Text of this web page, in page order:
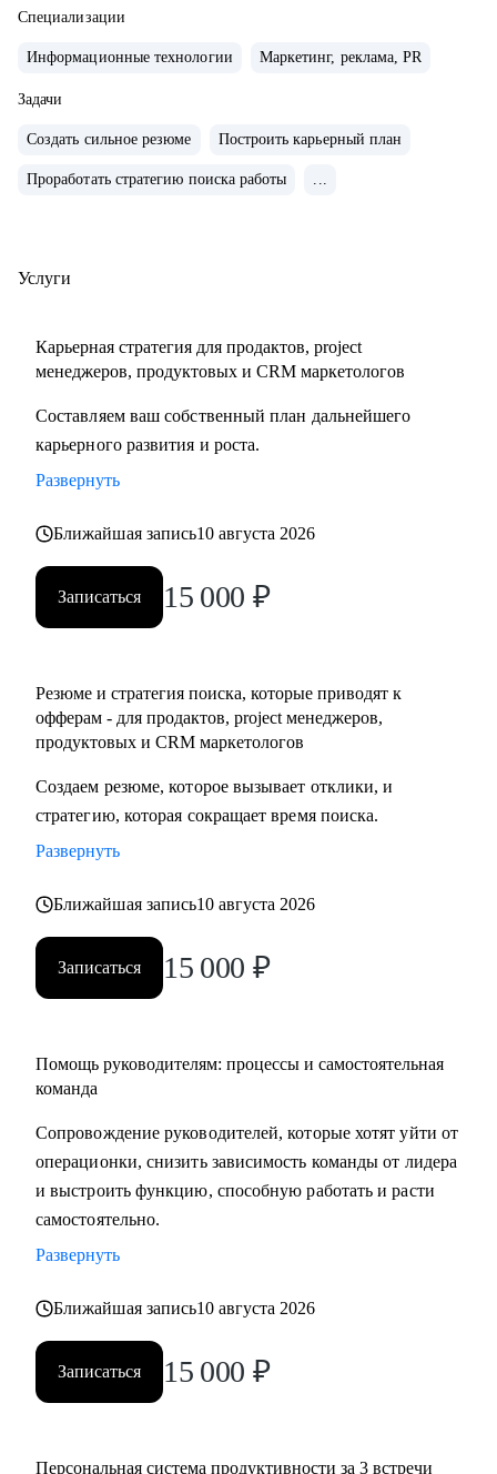
• За плечами — Авито, МегаФон, Сбер, Открытие, десятки
и публичные выступления о лидерстве и управлении.
• Ментор Авито и Women in Tech Russia.
• Сформулировать карьерную цель и разработать стратегию
нужные компании
к ревью
монетизации продуктов
• Выстроить процессы и вырастить самостоятельную
команду
задач очень много
Кому могу помочь:
• IT-специалистам уровня junior / middle / senior
• Project менеджерам
• Продуктовым и CRM маркетологам
• Тем, кто готовит карьерный рывок — внутри компании
или на новый уровень
Специализации
Информационные технологии Маркетинг, реклама, PR
Задачи
Создать сильное резюме Построить карьерный план
Проработать стратегию поиска работы ...
Услуги
Карьерная стратегия для продактов, project
менеджеров, продуктовых и CRM маркетологов
Составляем ваш собственный план дальнейшего
карьерного развития и роста.
Развернуть
Ближайшая запись10 августа 2026
Записаться 15 000 ₽
Резюме и стратегия поиска, которые приводят к
офферам - для продактов, project менеджеров,
продуктовых и CRM маркетологов
Создаем резюме, которое вызывает отклики, и
стратегию, которая сокращает время поиска.
Развернуть
Ближайшая запись10 августа 2026
Записаться 15 000 ₽
Помощь руководителям: процессы и самостоятельная
команда
Сопровождение руководителей, которые хотят уйти от
операционки, снизить зависимость команды от лидера
и выстроить функцию, способную работать и расти
самостоятельно.
Развернуть
Ближайшая запись10 августа 2026
Записаться 15 000 ₽
Персональная система продуктивности за 3 встречи